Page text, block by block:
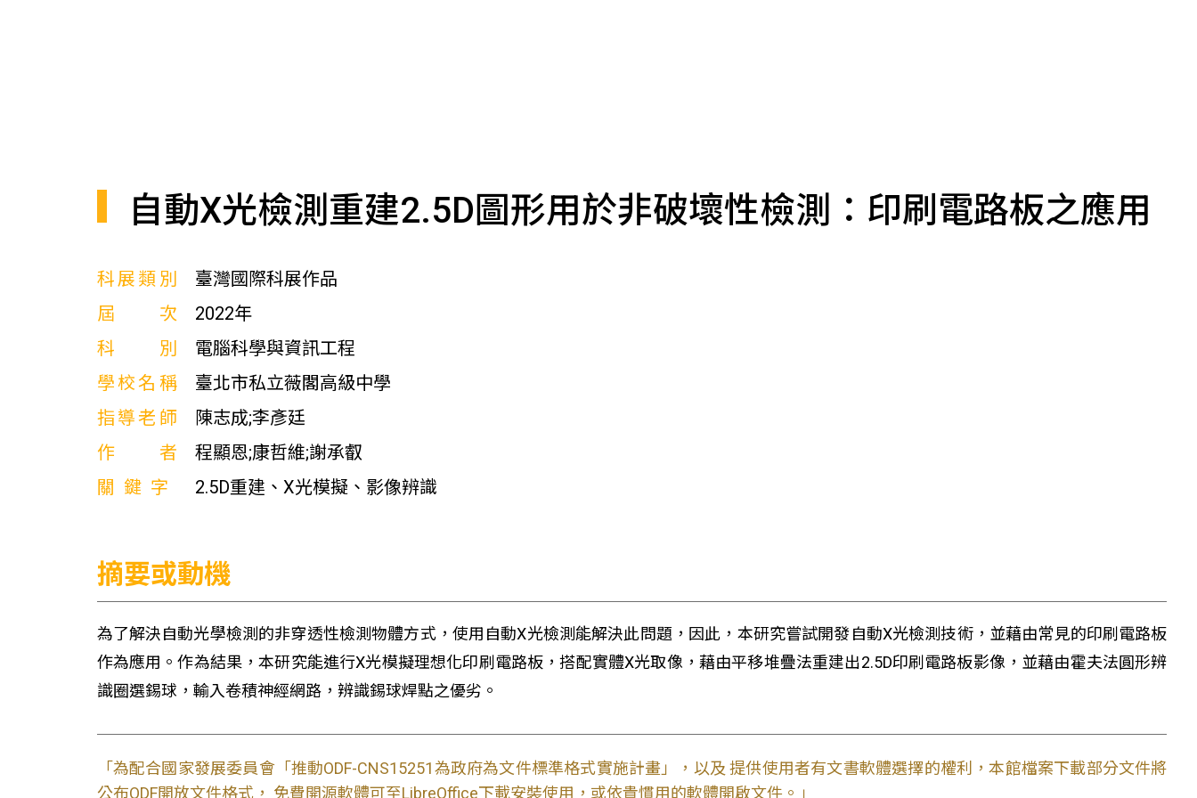
自動X光檢測重建2.5D圖形用於非破壞性檢測：印刷電路板之應用
科展類別
臺灣國際科展作品
屆次
2022年
科別
電腦科學與資訊工程
學校名稱
臺北市私立薇閣高級中學
指導老師
陳志成;李彥廷
作者
程顯恩;康哲維;謝承叡
關鍵字
2.5D重建、X光模擬、影像辨識
摘要或動機
為了解決自動光學檢測的非穿透性檢測物體方式，使用自動X光檢測能解決此問題，因此，本研究嘗試開發自動X光檢測技術，並藉由常見的印刷電路板
作為應用。作為結果，本研究能進行X光模擬理想化印刷電路板，搭配實體X光取像，藉由平移堆疊法重建出2.5D印刷電路板影像，並藉由霍夫法圓形辨
識圈選錫球，輸入卷積神經網路，辨識錫球焊點之優劣。
「為配合國家發展委員會「推動ODF-CNS15251為政府為文件標準格式實施計畫」，以及 提供使用者有文書軟體選擇的權利，本館檔案下載部分文件將
公布ODF開放文件格式， 免費開源軟體可至LibreOffice下載安裝使用，或依貴慣用的軟體開啟文件。」